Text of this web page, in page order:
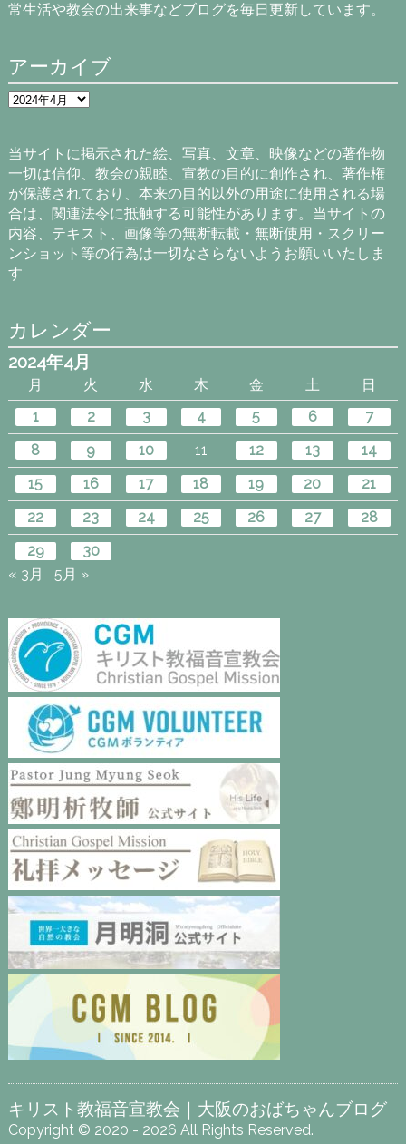
常生活や教会の出来事などブログを毎日更新しています。
アーカイブ
ア
ー
ブ
当サイトに掲示された絵、写真、文章、映像などの著作物
一切は信仰、教会の親睦、宣教の目的に創作され、著作権
が保護されており、本来の目的以外の用途に使用される場
合は、関連法令に抵触する可能性があります。当サイトの
内容、テキスト、画像等の無断転載・無断使用・スクリー
ンショット等の行為は一切なさらないようお願いいたしま
す
カレンダー
2024年4月
月 火 水 木 金 土
日
1
2 3 4 5 6
7
8
9 10 11 12 13
14
15
16 17 18 19 20
21
22
23 24 25 26 27
28
29
30
« 3月
5月 »
キリスト教福音宣教会｜大阪のおばちゃんブログ
Copyright © 2020 - 2026 All Rights Reserved.